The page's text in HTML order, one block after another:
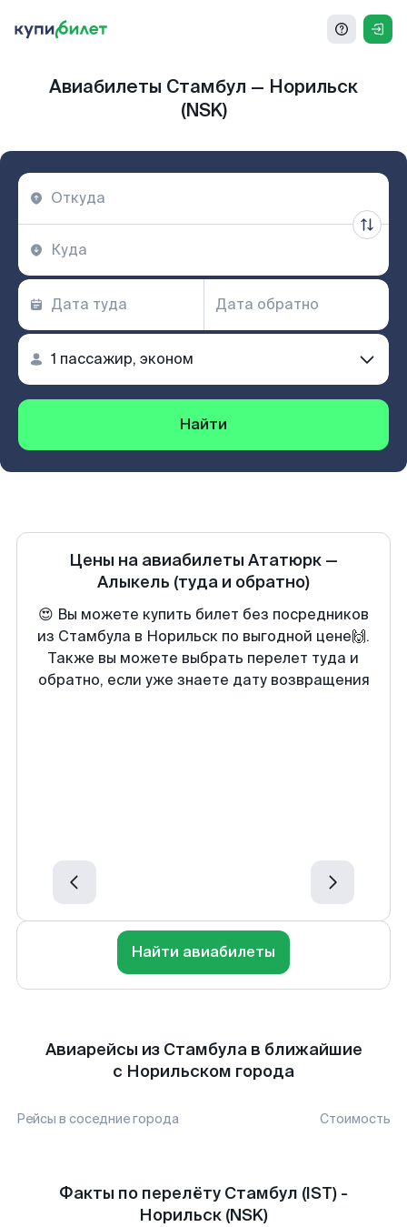
Авиабилеты Стамбул — Норильск
(NSK)
Найти
Цены на авиабилеты Ататюрк —
Алыкель (туда и обратно)
😍 Вы можете купить билет без посредников
из Стамбула в Норильск по выгодной цене🙌.
Также вы можете выбрать перелет туда и
обратно, если уже знаете дату возвращения
Найти авиабилеты
Авиарейсы из Стамбула в ближайшие
с Норильском города
Рейсы в соседние города Стоимость
Факты по перелёту Стамбул (IST) -
Норильск (NSK)